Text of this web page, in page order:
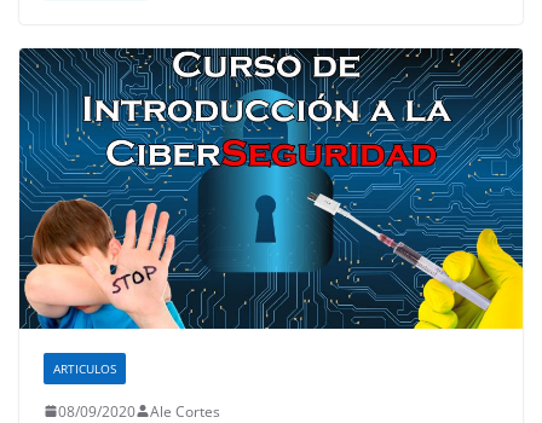
ARTICULOS
08/09/2020 Ale Cortes